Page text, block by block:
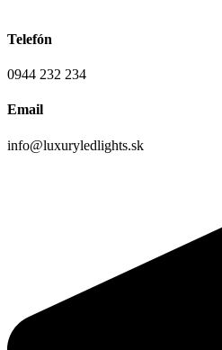
Telefón
0944 232 234
Email
info@luxuryledlights.sk